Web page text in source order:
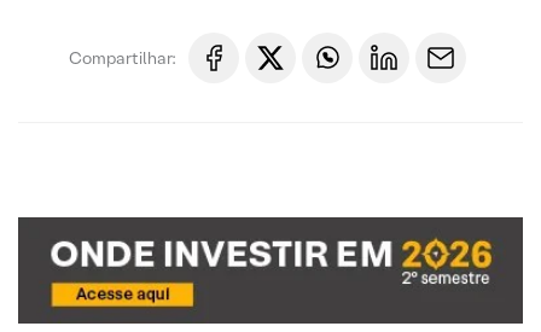
Compartilhar: